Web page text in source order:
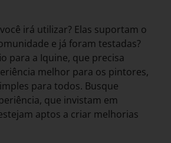
irá utilizar? Elas suportam o
e já foram testadas?
para a Iquine, que precisa
melhor para os pintores,
para todos. Busque
que invistam em
aptos a criar melhorias